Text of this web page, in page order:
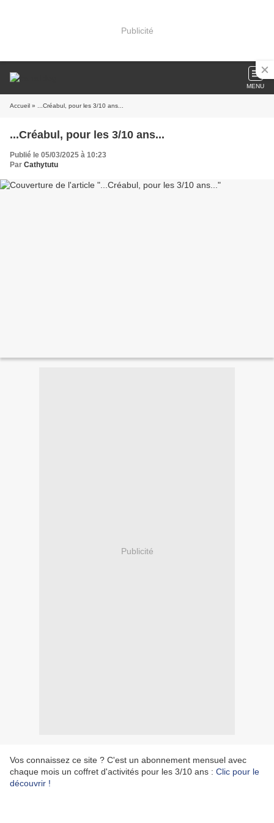
Publicité
MENU
Accueil » ...Créabul, pour les 3/10 ans...
...Créabul, pour les 3/10 ans...
Publié le 05/03/2025 à 10:23
Par Cathytutu
Publicité
Vos connaissez ce site ? C'est un abonnement mensuel avec
chaque mois un coffret d'activités pour les 3/10 ans : Clic pour le
découvrir !